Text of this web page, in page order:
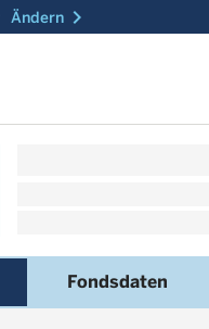
Ändern chevron_right
Fondsdaten